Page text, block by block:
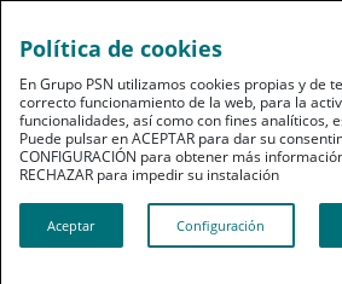
Noticias destacadas
Previsión Sanitaria
Política de cookies
En Grupo PSN utilizamos cookies propias y de
correcto funcionamiento de la web, para la
funcionalidades, así como con fines analíticos,
Puede pulsar en ACEPTAR para dar su
CONFIGURACIÓN para obtener más
RECHAZAR para impedir su instalación​​​​​​​
Aceptar Configuración